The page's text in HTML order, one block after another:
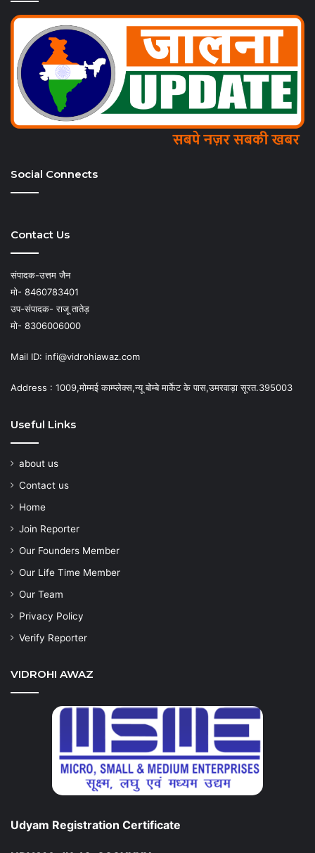
Social Connects
Contact Us
संपादक-उत्तम जैन
मो- 8460783401
उप-संपादक- राजू तातेड़
मो- 8306006000
Mail ID: infi@vidrohiawaz.com
Address : 1009,मोम्मई काम्प्लेक्स,न्यू बोम्बे मार्केट के पास,उमरवाड़ा सूरत.395003
Useful Links
about us
Contact us
Home
Join Reporter
Our Founders Member
Our Life Time Member
Our Team
Privacy Policy
Verify Reporter
VIDROHI AWAZ
Udyam Registration Certificate